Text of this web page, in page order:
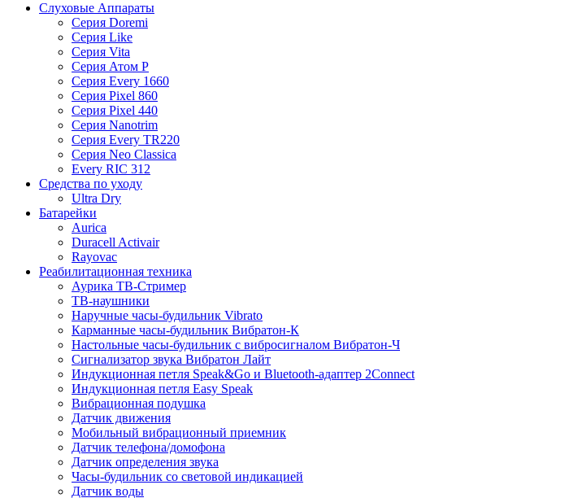
Слуховые Аппараты
Серия Doremi
Серия Like
Серия Vita
Серия Атом P
Серия Every 1660
Серия Pixel 860
Серия Pixel 440
Cерия Nanotrim
Cерия Every TR220
Cерия Neo Classica
Every RIC 312
Средства по уходу
Ultra Dry
Батарейки
Aurica
Duracell Activair
Rayovac
Реабилитационная техника
Аурика ТВ-Стример
ТВ-наушники
Наручные часы-будильник Vibrato
Карманные часы-будильник Вибратон-К
Настольные часы-будильник с вибросигналом Вибратон-Ч
Сигнализатор звука Вибратон Лайт
Индукционная петля Speak&Go и Bluetooth-адаптер 2Connect
Индукционная петля Easy Speak
Вибрационная подушка
Датчик движения
Мобильный вибрационный приемник
Датчик телефона/домофона
Датчик определения звука
Часы-будильник со световой индикацией
Датчик воды